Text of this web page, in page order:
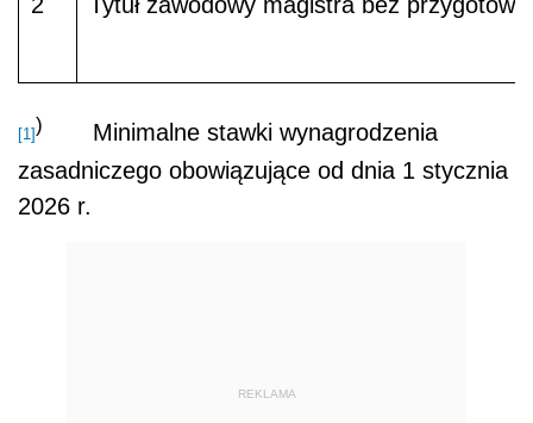
[1])
Minimalne stawki wynagrodzenia
zasadniczego obowiązujące od dnia 1 stycznia
2026 r.
REKLAMA